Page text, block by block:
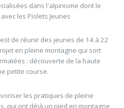
dans l'alpinisme dont le
les Piolets Jeunes
de réunir des jeunes de 14 à 22
en pleine montagne qui sort
: découverte de la haute
petite course.
les pratiques de pleine
qui ont déjà un pied en montagne